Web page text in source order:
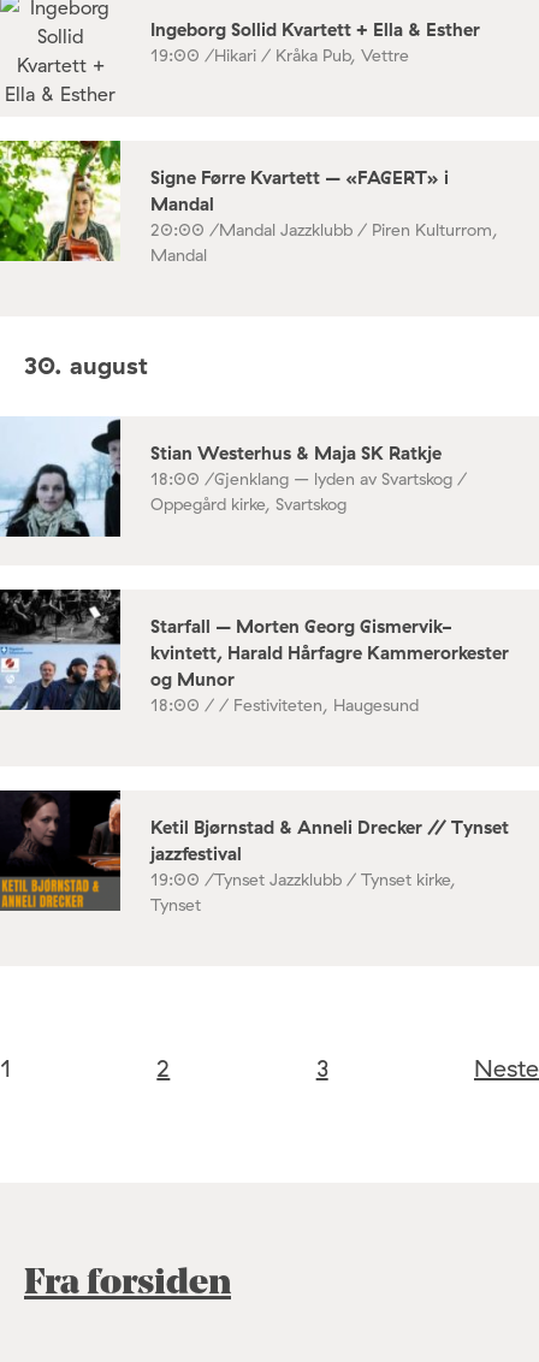
Ingeborg Sollid Kvartett + Ella & Esther
19:00 /Hikari / Kråka Pub, Vettre
Signe Førre Kvartett – «FAGERT» i
Mandal
20:00 /Mandal Jazzklubb / Piren Kulturrom,
Mandal
30. august
Stian Westerhus & Maja SK Ratkje
18:00 /Gjenklang – lyden av Svartskog /
Oppegård kirke, Svartskog
Starfall – Morten Georg Gismervik-
kvintett, Harald Hårfagre Kammerorkester
og Munor
18:00 / / Festiviteten, Haugesund
Ketil Bjørnstad & Anneli Drecker // Tynset
jazzfestival
19:00 /Tynset Jazzklubb / Tynset kirke,
Tynset
1 2 3 Neste
Fra forsiden